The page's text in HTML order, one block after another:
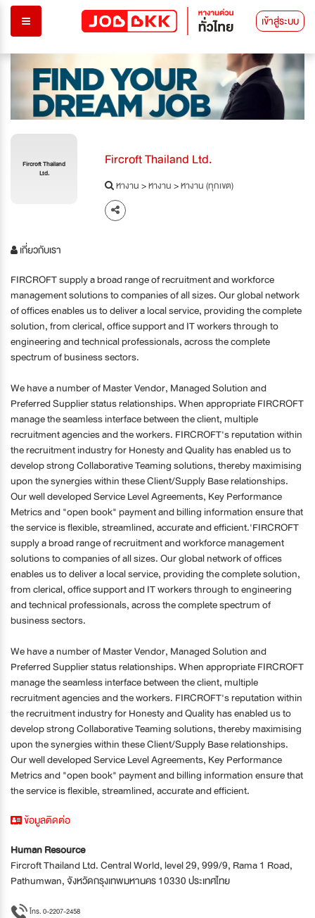
เข้าสู่ระบบ
Fircroft Thailand
Ltd.
Fircroft Thailand Ltd.
หางาน>หางาน>หางาน (ทุกเขต)
เกี่ยวกับเรา
FIRCROFT supply a broad range of recruitment and workforce
management solutions to companies of all sizes. Our global network
of offices enables us to deliver a local service, providing the complete
solution, from clerical, office support and IT workers through to
engineering and technical professionals, across the complete
spectrum of business sectors.
We have a number of Master Vendor, Managed Solution and
Preferred Supplier status relationships. When appropriate FIRCROFT
manage the seamless interface between the client, multiple
recruitment agencies and the workers. FIRCROFT's reputation within
the recruitment industry for Honesty and Quality has enabled us to
develop strong Collaborative Teaming solutions, thereby maximising
upon the synergies within these Client/Supply Base relationships.
Our well developed Service Level Agreements, Key Performance
Metrics and "open book" payment and billing information ensure that
the service is flexible, streamlined, accurate and efficient.'FIRCROFT
supply a broad range of recruitment and workforce management
solutions to companies of all sizes. Our global network of offices
enables us to deliver a local service, providing the complete solution,
from clerical, office support and IT workers through to engineering
and technical professionals, across the complete spectrum of
business sectors.
We have a number of Master Vendor, Managed Solution and
Preferred Supplier status relationships. When appropriate FIRCROFT
manage the seamless interface between the client, multiple
recruitment agencies and the workers. FIRCROFT's reputation within
the recruitment industry for Honesty and Quality has enabled us to
develop strong Collaborative Teaming solutions, thereby maximising
upon the synergies within these Client/Supply Base relationships.
Our well developed Service Level Agreements, Key Performance
Metrics and "open book" payment and billing information ensure that
the service is flexible, streamlined, accurate and efficient.
ข้อมูลติดต่อ
Human Resource
Fircroft Thailand Ltd. Central World, level 29, 999/9, Rama 1 Road,
Pathumwan, จังหวัดกรุงเทพมหานคร 10330 ประเทศไทย
โทร. 0-2207-2458